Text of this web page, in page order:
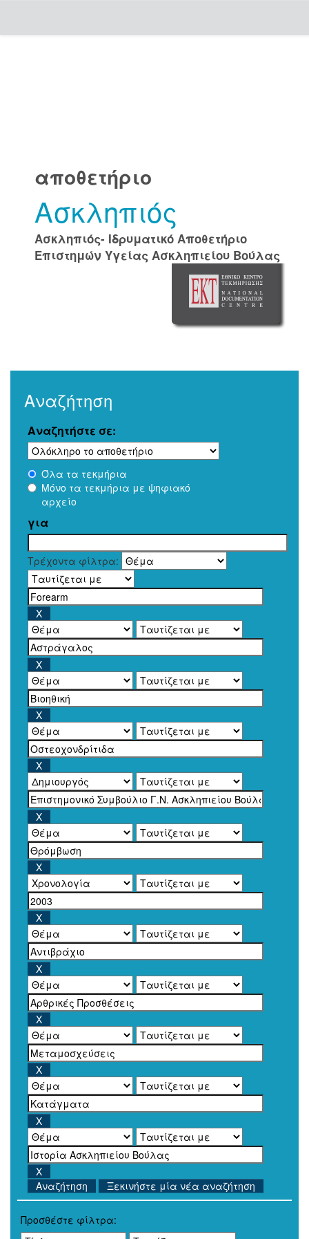
αποθετήριο
Ασκληπιός
Ασκληπιός- Ιδρυματικό Αποθετήριο
Επιστημών Υγείας Ασκληπιείου Βούλας
Αναζήτηση
Αναζητήστε σε:
Όλα τα τεκμήρια
Μόνο τα τεκμήρια με ψηφιακό
αρχείο
για
Τρέχοντα φίλτρα:
Ξεκινήστε μία νέα αναζήτηση
Προσθέστε φίλτρα: